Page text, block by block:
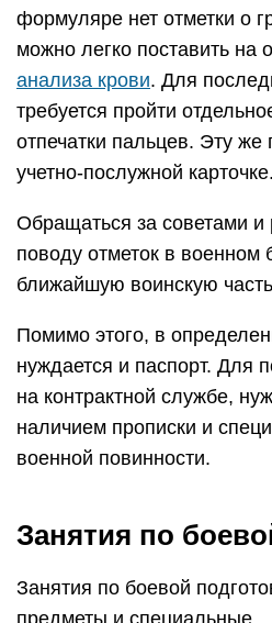
формуляре нет отметки о
можно легко поставить на
анализа крови. Для
требуется пройти
отпечатки пальцев. Эту же
учетно-послужной карточке.
Обращаться за советами
поводу отметок в военном
ближайшую воинскую
Помимо этого, в
нуждается и паспорт. Для
на контрактной службе,
наличием прописки и
военной повинности.
Занятия по
Занятия по боевой
предметы и специальные.